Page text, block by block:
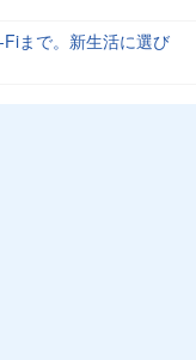
まで。新生活に選び